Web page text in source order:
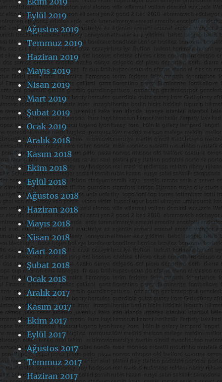
Eylül 2019
Ağustos 2019
Temmuz 2019
Haziran 2019
Mayıs 2019
Nisan 2019
Mart 2019
Şubat 2019
Ocak 2019
Aralık 2018
Kasım 2018
Ekim 2018
Eylül 2018
Ağustos 2018
Haziran 2018
Mayıs 2018
Nisan 2018
Mart 2018
Şubat 2018
Ocak 2018
Aralık 2017
Kasım 2017
Ekim 2017
Eylül 2017
Ağustos 2017
Temmuz 2017
Haziran 2017